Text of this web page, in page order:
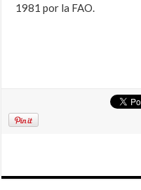
1981 por la FAO.